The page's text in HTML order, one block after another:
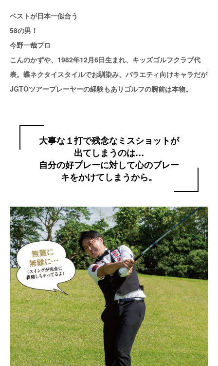
ベストが日本一似合う
58の男！
今野一哉プロ
こんのかずや、1982年12月6日生まれ、キッズゴルフクラブ代
表。蝶ネクタイスタイルでお馴染み、バラエティ向けキャラだが
JGTOツアープレーヤーの経験もありゴルフの腕前は本物。
大事な１打で残念なミスショットが
出てしまうのは…
自分の好プレーに対して心のブレー
キをかけてしまうから。